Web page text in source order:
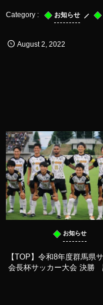
お知らせ
August 2 ,2022
お知らせ
【TOP】令和8年度群馬県
会長杯サッカー大会 決勝